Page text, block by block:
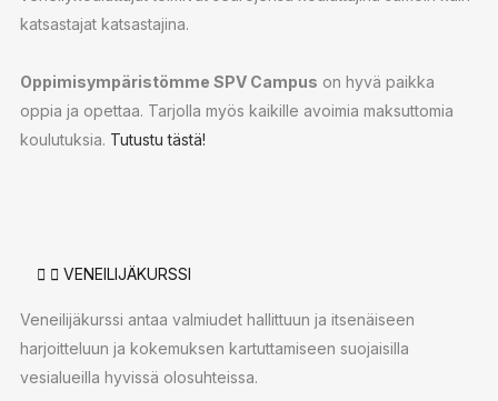
katsastajat katsastajina.
Oppimisympäristömme SPV Campus on hyvä paikka
oppia ja opettaa. Tarjolla myös kaikille avoimia maksuttomia
koulutuksia. Tutustu tästä!
VENEILIJÄKURSSI
Veneilijäkurssi antaa valmiudet hallittuun ja itsenäiseen
harjoitteluun ja kokemuksen kartuttamiseen suojaisilla
vesialueilla hyvissä olosuhteissa.